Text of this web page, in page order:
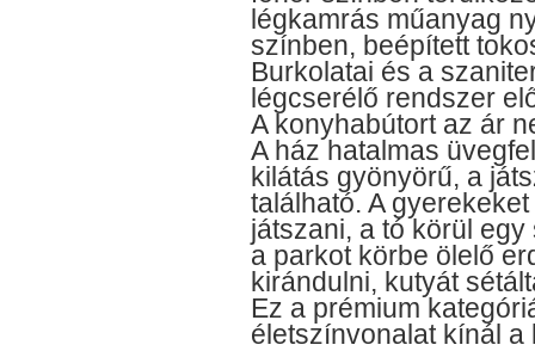
légkamrás műanyag
színben, beépített
Burkolatai és a
légcserélő rendszer
A konyhabútort az ár
A ház hatalmas
kilátás gyönyörű, a
található. A
játszani, a tó körül
a parkot körbe ölelő
kirándulni, kutyát
Ez a prémium
életszínvonalat kínál